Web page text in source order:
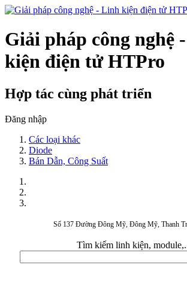
Giải pháp công nghệ
kiện điện tử HTPro
Hợp tác cùng phát triển
Đăng nhập
Các loại khác
Diode
Bán Dẫn, Công Suất
Số 137 Đường Đông Mỹ, Đông Mỹ, Thanh
Tìm kiếm linh kiện,